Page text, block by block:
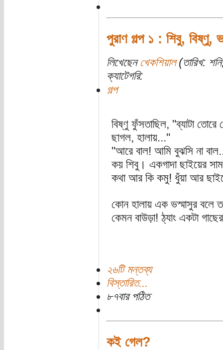
পুরাণ গল্প ১ : শিবু, বিষ্ণু,
লিখেছেন খেকশিয়াল(তারিখ:
ক্যাটেগরি:
গল্প
বিষ্ণু ফুঁসতাছিল, "ব্যাটা
ছাগল, হালায়..."
"আরে বাল! আমি বুঝসি না
কয় শিবু। একগাদা ছাইয়ের
কথা আর কি কমু! ধুঁয়া আর
কোন হালায় এক ভস্মাসুর বলে
কেমন বাউড়া! ঠ্যাং একটা
২৬টি মন্তব্য
বিস্তারিত...
৮৭বার পঠিত
কই গেল?